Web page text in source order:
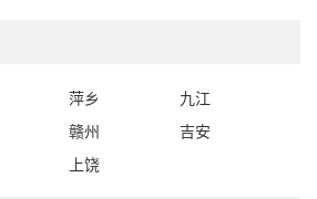
萍乡
九江
赣州
吉安
上饶